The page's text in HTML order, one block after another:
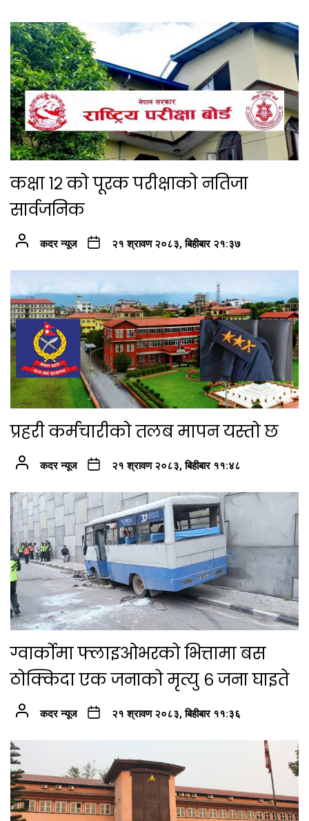
कक्षा १२ को पूरक परीक्षाको नतिजा
सार्वजनिक
कदर न्यूज २१ श्रावण २०८३, बिहीबार २१:३७
प्रहरी कर्मचारीको तलब मापन यस्तो छ
कदर न्यूज २१ श्रावण २०८३, बिहीबार ११:४८
ग्वार्कोमा फ्लाइओभरको भित्तामा बस
ठोक्किदा एक जनाको मृत्यु ६ जना घाइते
कदर न्यूज २१ श्रावण २०८३, बिहीबार ११:३६